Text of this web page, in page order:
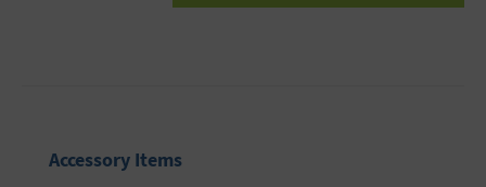
Produktgalerie überspringen
Accessory Items